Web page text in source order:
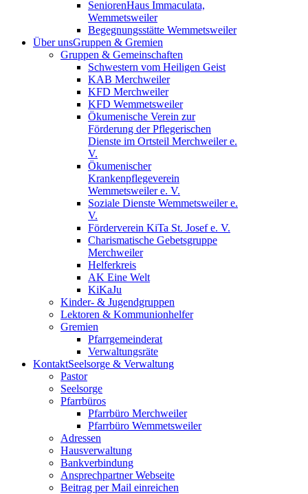
SeniorenHaus Immaculata,
Wemmetsweiler
Begegnungsstätte Wemmetsweiler
Über unsGruppen & Gremien
Gruppen & Gemeinschaften
Schwestern vom Heiligen Geist
KAB Merchweiler
KFD Merchweiler
KFD Wemmetsweiler
Ökumenische Verein zur
Förderung der Pflegerischen
Dienste im Ortsteil Merchweiler e.
V.
Ökumenischer
Krankenpflegeverein
Wemmetsweiler e. V.
Soziale Dienste Wemmetsweiler e.
V.
Förderverein KiTa St. Josef e. V.
Charismatische Gebetsgruppe
Merchweiler
Helferkreis
AK Eine Welt
KiKaJu
Kinder- & Jugendgruppen
Lektoren & Kommunionhelfer
Gremien
Pfarrgemeinderat
Verwaltungsräte
KontaktSeelsorge & Verwaltung
Pastor
Seelsorge
Pfarrbüros
Pfarrbüro Merchweiler
Pfarrbüro Wemmetsweiler
Adressen
Hausverwaltung
Bankverbindung
Ansprechpartner Webseite
Beitrag per Mail einreichen